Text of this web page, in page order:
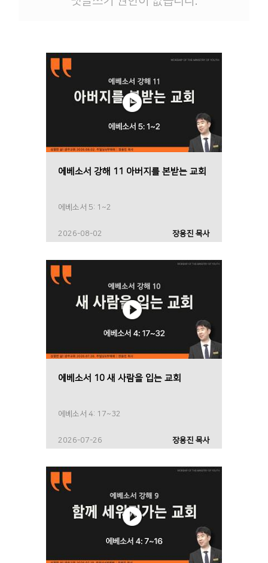
에베소서 강해 11 아버지를 본받는 교회
에베소서 5: 1~2
2026-08-02 장용진 목사
에베소서 10 새 사람을 입는 교회
에베소서 4: 17~32
2026-07-26 장용진 목사